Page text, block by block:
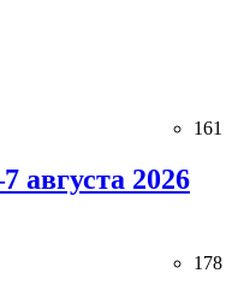
161
августа 2026
178